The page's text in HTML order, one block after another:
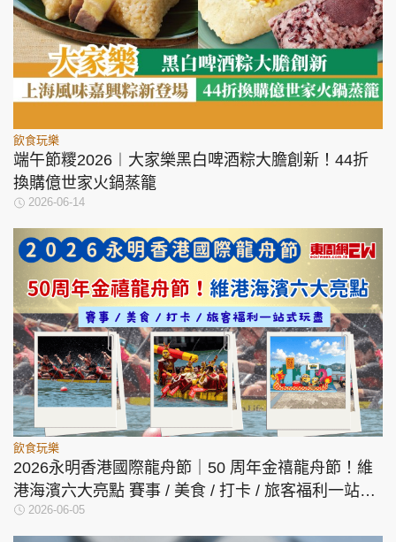
飲食玩樂
端午節糭2026︱大家樂黑白啤酒粽大膽創新！44折
換購億世家火鍋蒸籠
2026-06-14
飲食玩樂
2026永明香港國際龍舟節｜50 周年金禧龍舟節！維
港海濱六大亮點 賽事 / 美食 / 打卡 / 旅客福利一站式
玩盡2026-06-05